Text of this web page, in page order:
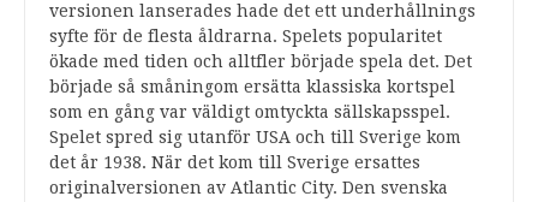
versionen lanserades hade det ett underhållnings
syfte för de flesta åldrarna. Spelets popularitet
ökade med tiden och alltfler började spela det. Det
började så småningom ersätta klassiska kortspel
som en gång var väldigt omtyckta sällskapsspel.
Spelet spred sig utanför USA och till Sverige kom
det år 1938. När det kom till Sverige ersattes
originalversionen av Atlantic City. Den svenska